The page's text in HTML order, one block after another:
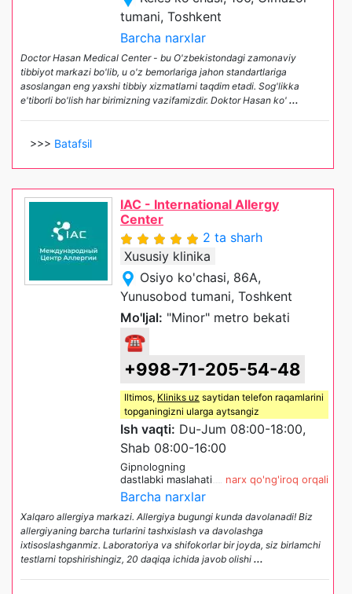
tumani, Toshkent
Barcha narxlar
Doctor Hasan Medical Center - bu O'zbekistondagi zamonaviy
tibbiyot markazi bo'lib, u o'z bemorlariga jahon standartlariga
asoslangan eng yaxshi tibbiy xizmatlarni taqdim etadi. Sog'likka
e'tiborli bo'lish har birimizning vazifamizdir. Doktor Hasan ko' ...
>>> Batafsil
IAC - International Allergy
Center
2 ta sharh
Xususiy klinika
Osiyo ko'chasi, 86A,
Yunusobod tumani, Toshkent
Mo'ljal: "Minor" metro bekati
☎
+998-71-205-54-48
Iltimos, Kliniks uz saytidan telefon raqamlarini
topganingizni ularga aytsangiz
Ish vaqti: Du-Jum 08:00-18:00,
Shab 08:00-16:00
Gipnologning
dastlabki maslahati
narx qo'ng'iroq orqali
Barcha narxlar
Xalqaro allergiya markazi. Allergiya bugungi kunda davolanadi! Biz
allergiyaning barcha turlarini tashxislash va davolashga
ixtisoslashganmiz. Laboratoriya va shifokorlar bir joyda, siz birlamchi
testlarni topshirishingiz, 20 daqiqa ichida javob olishi ...